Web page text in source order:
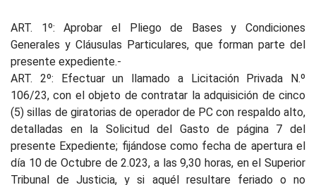
ART. 1º: Aprobar el Pliego de Bases y Condiciones
Generales y Cláusulas Particulares, que forman parte del
presente expediente.-
ART. 2º: Efectuar un llamado a Licitación Privada N.º
106/23, con el objeto de contratar la adquisición de cinco
(5) sillas de giratorias de operador de PC con respaldo alto,
detalladas en la Solicitud del Gasto de página 7 del
presente Expediente; fijándose como fecha de apertura el
día 10 de Octubre de 2.023, a las 9,30 horas, en el Superior
Tribunal de Justicia, y si aquél resultare feriado o no